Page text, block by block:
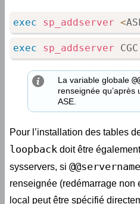
exec sp_addserver <
exec sp_addserver CGC
La variable globale
renseignée
ASE.
Pour l’installation des tables
loopback doit être
sysservers, si @@servername
renseignée (redémarrage non
local peut être spécifié